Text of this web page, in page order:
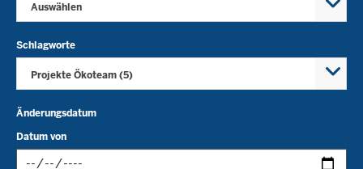
Auswählen
Schlagworte
Projekte Ökoteam (5)
Änderungsdatum
Datum von